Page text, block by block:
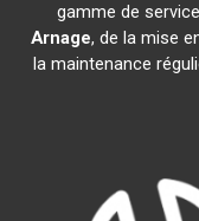
gamme de
Arnage, de la mise
la maintenance